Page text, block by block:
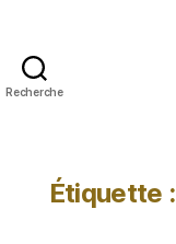
Recherche
Étiquette :